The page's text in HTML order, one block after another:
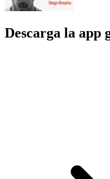
Descarga la